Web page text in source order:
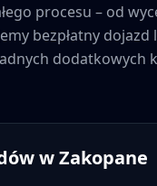
procesu – od
bezpłatny
dodatkowych
wZakopane